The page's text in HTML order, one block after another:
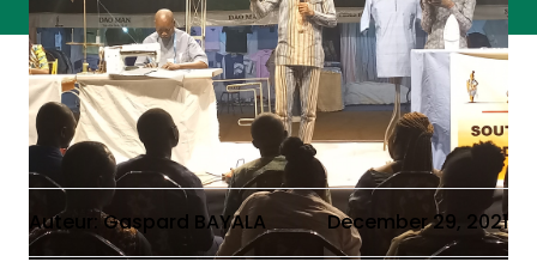
Auteur: Gaspard BAYALA December 29, 2021